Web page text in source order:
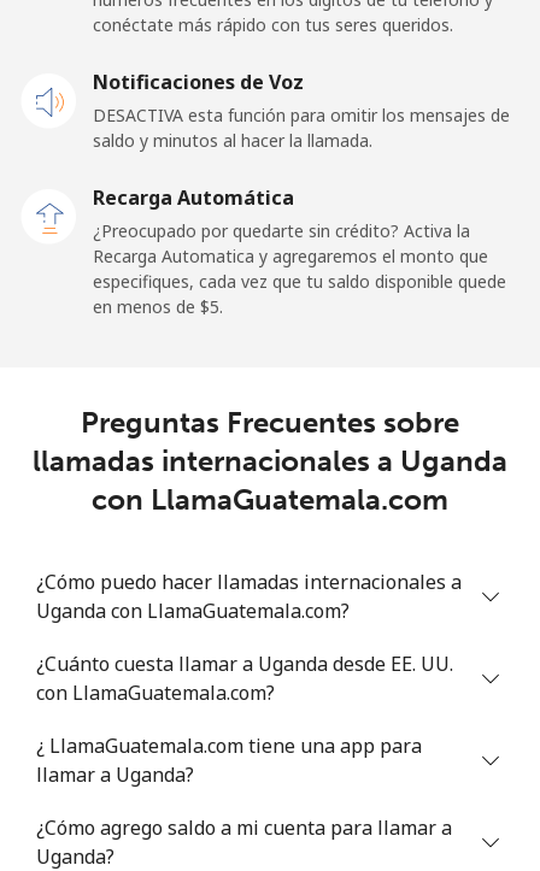
Premium ⁦57.9¢⁩
17 min por
United States
All country ⁦1.5¢⁩
665 min por
-
⁦$10⁩
Montevideo ⁦8.9¢⁩
112 min por
Us Virgin Islands
All country ⁦23.5¢⁩
42 min por
Uzbekistan
conéctate más rápido con tus seres queridos.
Notificaciones de Voz
DESACTIVA esta función para omitir los mensajes de
saldo y minutos al hacer la llamada.
Recarga Automática
¿Preocupado por quedarte sin crédito? Activa la
Recarga Automatica y agregaremos el monto que
especifiques, cada vez que tu saldo disponible quede
en menos de ⁦$5⁩.
Preguntas Frecuentes sobre
llamadas internacionales a Uganda
con LlamaGuatemala.com
¿Cómo puedo hacer llamadas internacionales a
Uganda con LlamaGuatemala.com?
¿Cuánto cuesta llamar a Uganda desde EE. UU.
con LlamaGuatemala.com?
¿ LlamaGuatemala.com tiene una app para
llamar a Uganda?
¿Cómo agrego saldo a mi cuenta para llamar a
Uganda?